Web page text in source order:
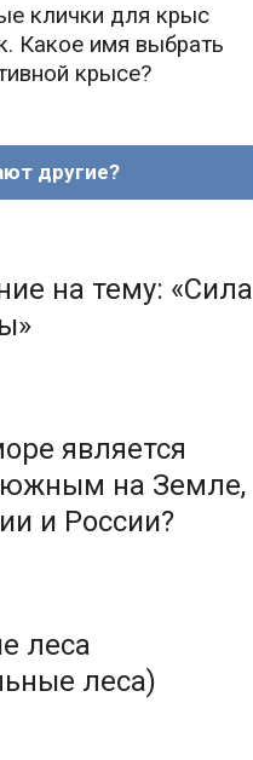
клички для крыс
Какое имя выбрать
крысе?
другие?
на тему: «Сила
является
на Земле,
и России?
леса
леса)